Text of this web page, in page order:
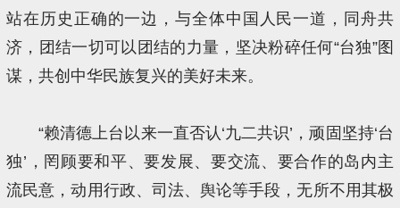
站在历史正确的一边，与全体中国人民一道，同舟共
济，团结一切可以团结的力量，坚决粉碎任何“台独”图
谋，共创中华民族复兴的美好未来。
“赖清德上台以来一直否认‘九二共识’，顽固坚持‘台
独’，罔顾要和平、要发展、要交流、要合作的岛内主
流民意，动用行政、司法、舆论等手段，无所不用其极